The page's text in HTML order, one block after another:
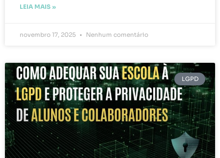
LEIA MAIS »
novembro 17, 2025 Nenhum comentário
LGPD